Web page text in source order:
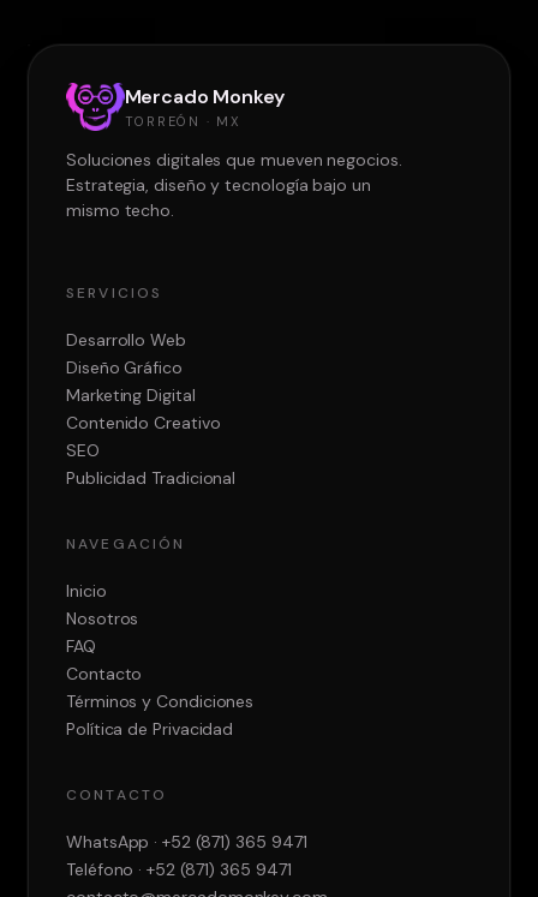
Mercado Monkey
TORREÓN · MX
Soluciones digitales que mueven negocios.
Estrategia, diseño y tecnología bajo un
mismo techo.
SERVICIOS
Desarrollo Web
Diseño Gráfico
Marketing Digital
Contenido Creativo
SEO
Publicidad Tradicional
NAVEGACIÓN
Inicio
Nosotros
FAQ
Contacto
Términos y Condiciones
Política de Privacidad
CONTACTO
WhatsApp · +52 (871) 365 9471
Teléfono · +52 (871) 365 9471